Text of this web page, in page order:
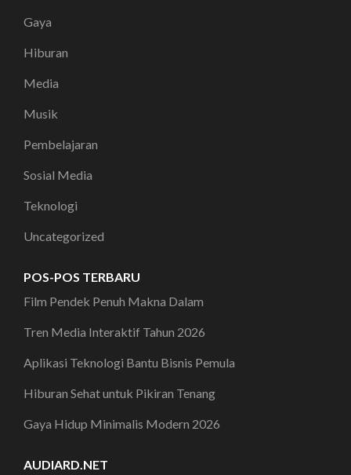
Gaya
Hiburan
Media
Musik
Pembelajaran
Sosial Media
Teknologi
Uncategorized
POS-POS TERBARU
Film Pendek Penuh Makna Dalam
Tren Media Interaktif Tahun 2026
Aplikasi Teknologi Bantu Bisnis Pemula
Hiburan Sehat untuk Pikiran Tenang
Gaya Hidup Minimalis Modern 2026
AUDIARD.NET